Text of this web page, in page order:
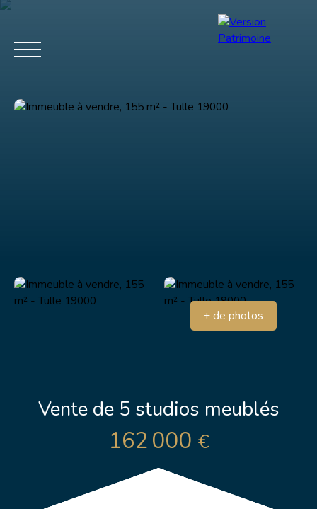
+ de photos
Vente de 5 studios meublés
162 000 €